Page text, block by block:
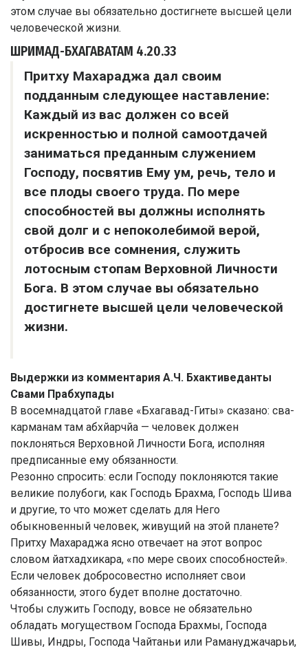
ШРИМАД-БХАГАВАТАМ 4.20.33
Притху Махараджа дал своим
подданным следующее наставление:
Каждый из вас должен со всей
искренностью и полной самоотдачей
заниматься преданным служением
Господу, посвятив Ему ум, речь, тело и
все плоды своего труда. По мере
способностей вы должны исполнять
свой долг и с непоколебимой верой,
отбросив все сомнения, служить
лотосным стопам Верховной Личности
Бога. В этом случае вы обязательно
достигнете высшей цели человеческой
жизни.
Выдержки из комментария А.Ч. Бхактиведанты
Свами Прабхупады
В восемнадцатой главе «Бхагавад-Гиты» сказано: сва-
карманам там абхйарчйа — человек должен
поклоняться Верховной Личности Бога, исполняя
предписанные ему обязанности.
Резонно спросить: если Господу поклоняются такие
великие полубоги, как Господь Брахма, Господь Шива
и другие, то что может сделать для Него
обыкновенный человек, живущий на этой планете?
Притху Махараджа ясно отвечает на этот вопрос
словом йатхадхикара, «по мере своих способностей».
Если человек добросовестно исполняет свои
обязанности, этого будет вполне достаточно.
Чтобы служить Господу, вовсе не обязательно
обладать могуществом Господа Брахмы, Господа
Шивы, Индры, Господа Чайтаньи или Рамануджачарьи,